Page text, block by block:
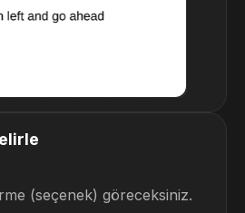
(seçenek) göreceksiniz.